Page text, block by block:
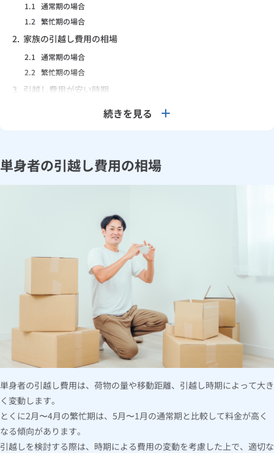
1.1 通常期の場合
1.2 繁忙期の場合
2. 家族の引越し費用の相場
2.1 通常期の場合
2.2 繁忙期の場合
3. 引越し費用が安い時期
4.1
基本運賃
4.2
割増料金
引越し費用を相場より安く抑えるためのポイント11選
引越しの繁忙期を避ける
5.2 相見積りを取る
土日祝や月末・月初を避ける
大安など縁起のいい日を避ける
5.5 フリー便や午後便を使う
不用品を処分して荷物を減らす
5.7 荷づくり・荷ほどきを自分でする
荷物が少ない方はお得なプランを利用する
5.9
長距離引越しの場合はコンテナ便を利用する
5.11 トラックをレンタルして自力で荷物を運ぶ
6. 後悔しない引越し業者の選び方
6.1 複数の引越し業者で相見積りを取る
6.2 口コミや評判を確認する
続きを見る
単身者の引越し費用の相場
単身者の引越し費用は、荷物の量や移動距離、引越し時期によって大き
く変動します。
とくに2月〜4月の繁忙期は、5月〜1月の通常期と比較して料金が高く
なる傾向があります。
引越しを検討する際は、時期による費用の変動を考慮した上で、適切な